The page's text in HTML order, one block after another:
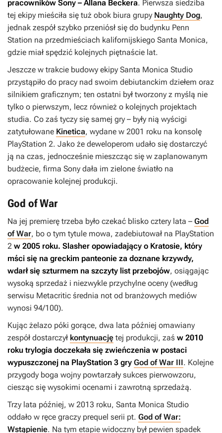
pracowników Sony – Allana Beckera. Pierwsza siedziba
tej ekipy mieściła się tuż obok biura grupy Naughty Dog,
jednak zespół szybko przeniósł się do budynku Penn
Station na przedmieściach kalifornijskiego Santa Monica,
gdzie miał spędzić kolejnych piętnaście lat.
Jeszcze w trakcie budowy ekipy Santa Monica Studio
przystąpiło do pracy nad swoim debiutanckim dziełem oraz
silnikiem graficznym; ten ostatni był tworzony z myślą nie
tylko o pierwszym, lecz również o kolejnych projektach
studia. Co zaś tyczy się samej gry – były nią wyścigi
zatytułowane Kinetica, wydane w 2001 roku na konsolę
PlayStation 2. Jako że deweloperom udało się dostarczyć
ją na czas, jednocześnie mieszcząc się w zaplanowanym
budżecie, firma Sony dała im zielone światło na
opracowanie kolejnej produkcji.
God of War
Na jej premierę trzeba było czekać blisko cztery lata – God
of War, bo o tym tytule mowa, zadebiutował na PlayStation
2 w 2005 roku. Slasher opowiadający o Kratosie, który
mści się na greckim panteonie za doznane krzywdy,
wdarł się szturmem na szczyty list przebojów, osiągając
wysoką sprzedaż i niezwykle przychylne oceny (według
serwisu Metacritic średnia not od branżowych mediów
wynosi 94/100).
Kując żelazo póki gorące, dwa lata później omawiany
zespół dostarczył kontynuację tej produkcji, zaś w 2010
roku trylogia doczekała się zwieńczenia w postaci
wypuszczonej na PlayStation 3 gry God of War III. Kolejne
przygody boga wojny powtarzały sukces pierwowzoru,
ciesząc się wysokimi ocenami i zawrotną sprzedażą.
Trzy lata później, w 2013 roku, Santa Monica Studio
oddało w ręce graczy prequel serii pt. God of War:
Wstąpienie. Na tym etapie widoczny był pewien spadek